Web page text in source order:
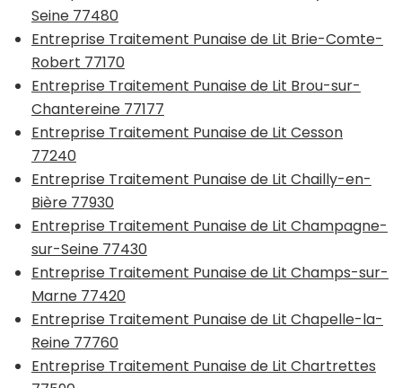
Seine 77480
Entreprise Traitement Punaise de Lit Brie-Comte-
Robert 77170
Entreprise Traitement Punaise de Lit Brou-sur-
Chantereine 77177
Entreprise Traitement Punaise de Lit Cesson
77240
Entreprise Traitement Punaise de Lit Chailly-en-
Bière 77930
Entreprise Traitement Punaise de Lit Champagne-
sur-Seine 77430
Entreprise Traitement Punaise de Lit Champs-sur-
Marne 77420
Entreprise Traitement Punaise de Lit Chapelle-la-
Reine 77760
Entreprise Traitement Punaise de Lit Chartrettes